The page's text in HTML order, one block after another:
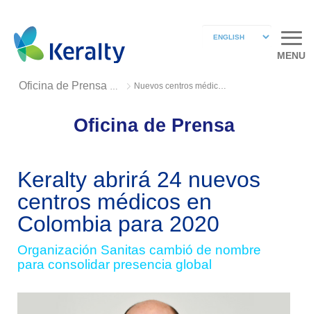
MENU
Oficina de Prensa 2018 Nuevos centros médicos en Colombia
Oficina de Prensa
Keralty abrirá 24 nuevos
centros médicos en
Colombia para 2020
Organización Sanitas cambió de nombre
para consolidar presencia global